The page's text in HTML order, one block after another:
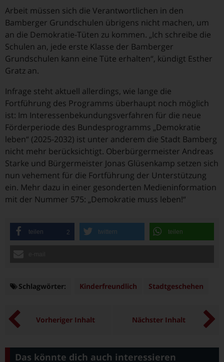
Arbeit müssen sich die Verantwortlichen in den
Bamberger Grundschulen übrigens nicht machen, um
an die Demokratie-Tüten zu kommen. „Ich schreibe die
Schulen an, jede erste Klasse der Bamberger
Grundschulen kann eine Tüte erhalten“, kündigt Esther
Gratz an.
Infrage steht aktuell allerdings, wie lange die
Fortführung des Programms überhaupt noch möglich
ist: Im Interessenbekundungsverfahren für die neue
Förderperiode des Bundesprogramms „Demokratie
leben“ (2025-2032) ist unter anderem die Stadt Bamberg
nicht mehr berücksichtigt. Oberbürgermeister Andreas
Starke und Bürgermeister Jonas Glüsenkamp setzen sich
nun vehement für die Fortführung der Unterstützung
ein. Mehr dazu in einer gesonderten Medieninformation
mit der Nummer 575: „Demokratie muss leben!“
teilen 2 twittern teilen
Schlagwörter: Schlagwörter
Kinderfreundlich Stadtgeschehen
Vorheriger Inhalt Nächster Inhalt
Das könnte dich auch interessieren